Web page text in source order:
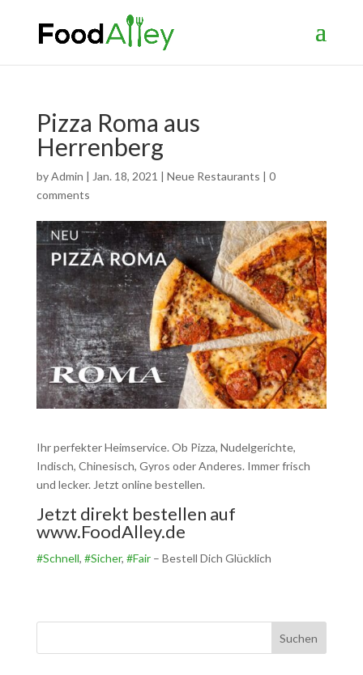
Pizza Roma aus
Herrenberg
byAdmin | Jan. 18, 2021 | Neue Restaurants | 0
comments
Ihr perfekter Heimservice. Ob Pizza, Nudelgerichte,
Indisch, Chinesisch, Gyros oder Anderes. Immer frisch
und lecker. Jetzt online bestellen.
Jetzt direkt bestellen auf
www.FoodAlley.de
#Schnell, #Sicher, #Fair– Bestell Dich Glücklich
Suchen